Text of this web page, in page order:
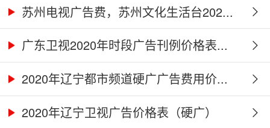
2...苏州电视广告费，苏州文化生活台202...
广东卫视2020年时段广告刊例价格表...
2020年辽宁都市频道硬广广告费用价...
2020年辽宁卫视广告价格表（硬广）